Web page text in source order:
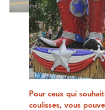
Pour ceux qui
coulisses, vous